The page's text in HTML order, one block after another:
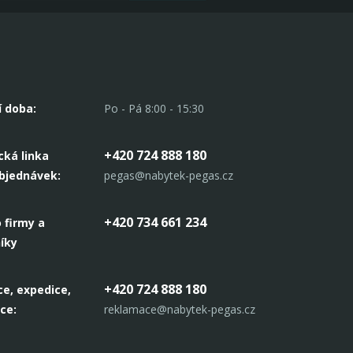
doba: Po - Pá 8:00 - 15:30
linka
+420 724 888 180
pegas@nabytek-pegas.cz
firmy a
+420 734 661 234
expedice,
+420 724 888 180
reklamace@nabytek-pegas.cz